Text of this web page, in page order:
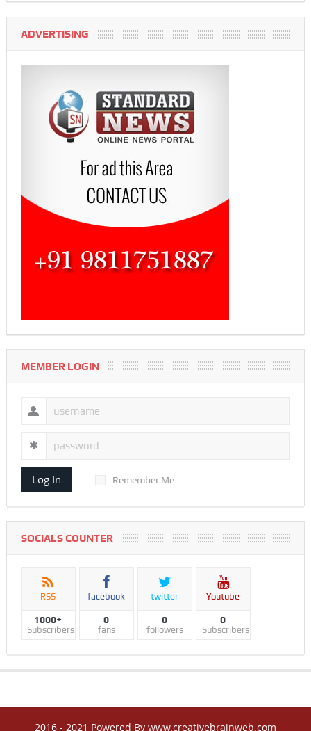
ADVERTISING
MEMBER LOGIN
Log In Remember Me
SOCIALS COUNTER
RSS
1000+
Subscribers
facebook
0
fans
twitter
0
followers
Youtube
0
Subscribers
2016 - 2021 Powered By www.creativebrainweb.com